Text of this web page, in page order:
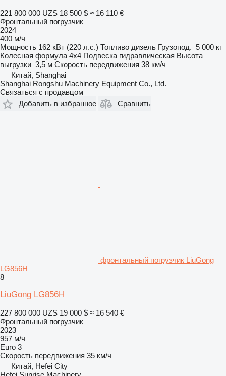
221 800 000 UZS 18 500 $ ≈ 16 110 €
Фронтальный погрузчик
2024
400 м/ч
Мощность 162 кВт (220 л.с.) Топливо дизель Грузопод. 5 000 кг
Колесная формула 4x4 Подвеска гидравлическая Высота
выгрузки 3,5 м Скорость передвижения 38 км/ч
Китай, Shanghai
Shanghai Rongshu Machinery Equipment Co., Ltd.
Связаться с продавцом
Добавить в избранное
Сравнить
фронтальный погрузчик LiuGong
LG856H
8
LiuGong LG856H
227 800 000 UZS 19 000 $ ≈ 16 540 €
Фронтальный погрузчик
2023
957 м/ч
Euro 3
Скорость передвижения 35 км/ч
Китай, Hefei City